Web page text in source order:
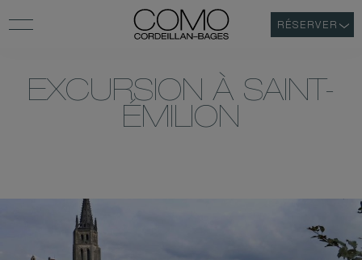
RÉSERVER
EXCURSION À SAINT-
ÉMILION